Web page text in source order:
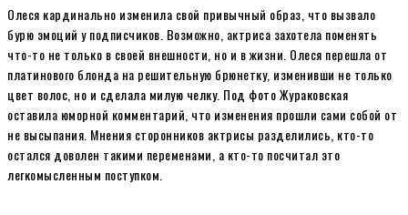
Олеся кардинально изменила свой привычный образ, что вызвало
бурю эмоций у подписчиков. Возможно, актриса захотела поменять
что-то не только в своей внешности, но и в жизни. Олеся перешла от
платинового блонда на решительную брюнетку, изменивши не только
цвет волос, но и сделала милую челку. Под фото Жураковская
оставила юморной комментарий, что изменения прошли сами собой от
не высыпания. Мнения сторонников актрисы разделились, кто-то
остался доволен такими переменами, а кто-то посчитал это
легкомысленным поступком.